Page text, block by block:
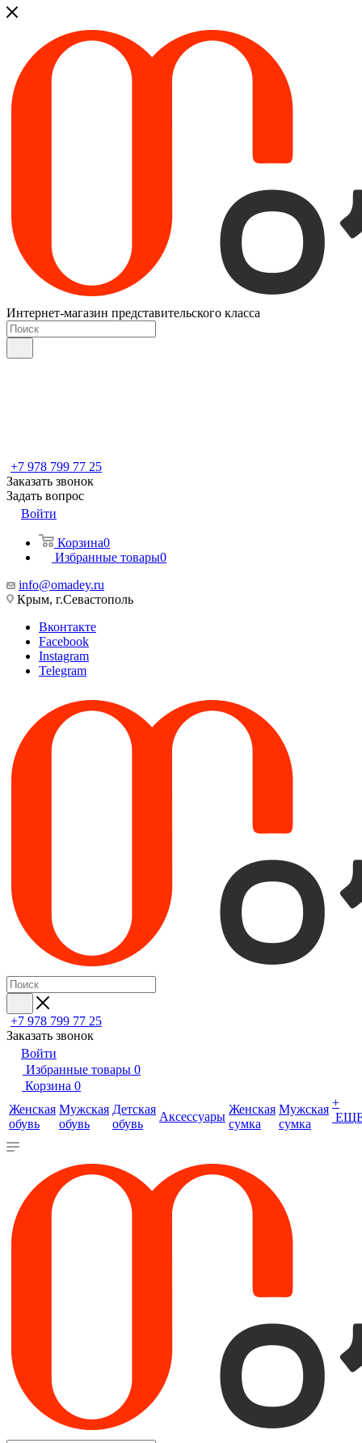
Интернет-магазин представительского класса
+7 978 799 77 25
Заказать звонок
Задать вопрос
Войти
Корзина0
Избранные товары0
info@omadey.ru
Крым, г.Севастополь
Вконтакте
Facebook
Instagram
Telegram
+7 978 799 77 25
Заказать звонок
Войти
Избранные товары 0
Корзина 0
Женская
обувь
Мужская
обувь
Детская
обувь
Аксессуары
Женская
сумка
Мужская
сумка
+